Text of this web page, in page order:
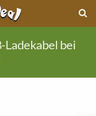
Ladekabel bei